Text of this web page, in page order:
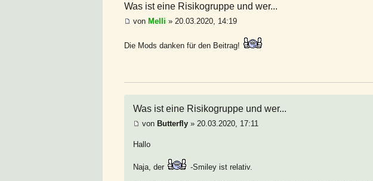
Was ist eine Risikogruppe und wer...
von Melli » 20.03.2020, 14:19
Die Mods danken für den Beitrag!
Was ist eine Risikogruppe und wer...
von Butterfly » 20.03.2020, 17:11
Hallo
Naja, der -Smiley ist relativ.